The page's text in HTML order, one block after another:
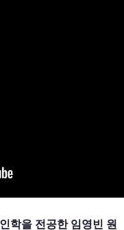
학을 전공한 임영빈 원